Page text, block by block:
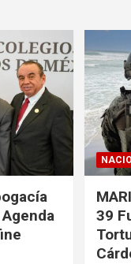
39